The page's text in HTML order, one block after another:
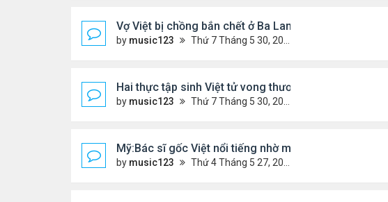
Vợ Việt bị chồng bắn chết ở Ba Lan, để lại 2 con nhỏ
by music123 Thứ 7 Tháng 5 30, 2026 5:09 pm
Hai thực tập sinh Việt tử vong thương tâm
by music123 Thứ 7 Tháng 5 30, 2026 5:02 pm
Mỹ:Bác sĩ gốc Việt nổi tiếng nhờ món vịt quay Bắc Kinh
by music123 Thứ 4 Tháng 5 27, 2026 7:43 pm